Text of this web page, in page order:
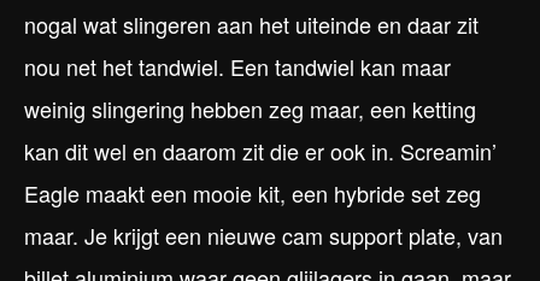
nogal wat slingeren aan het uiteinde en daar zit
nou net het tandwiel. Een tandwiel kan maar
weinig slingering hebben zeg maar, een ketting
kan dit wel en daarom zit die er ook in. Screamin’
Eagle maakt een mooie kit, een hybride set zeg
maar. Je krijgt een nieuwe cam support plate, van